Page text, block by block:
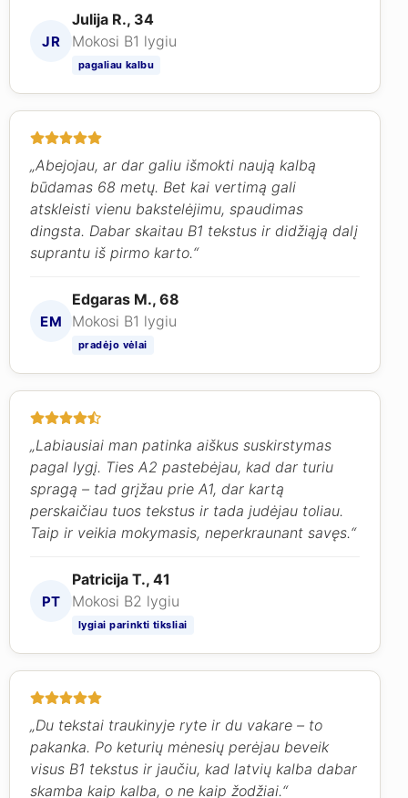
JR
Julija R., 34
Mokosi B1 lygiu
pagaliau kalbu
„Abejojau, ar dar galiu išmokti naują kalbą
būdamas 68 metų. Bet kai vertimą gali
atskleisti vienu bakstelėjimu, spaudimas
dingsta. Dabar skaitau B1 tekstus ir didžiąją dalį
suprantu iš pirmo karto.“
EM
Edgaras M., 68
Mokosi B1 lygiu
pradėjo vėlai
„Labiausiai man patinka aiškus suskirstymas
pagal lygį. Ties A2 pastebėjau, kad dar turiu
spragą – tad grįžau prie A1, dar kartą
perskaičiau tuos tekstus ir tada judėjau toliau.
Taip ir veikia mokymasis, neperkraunant savęs.“
PT
Patricija T., 41
Mokosi B2 lygiu
lygiai parinkti tiksliai
„Du tekstai traukinyje ryte ir du vakare – to
pakanka. Po keturių mėnesių perėjau beveik
visus B1 tekstus ir jaučiu, kad latvių kalba dabar
skamba kaip kalba, o ne kaip žodžiai.“